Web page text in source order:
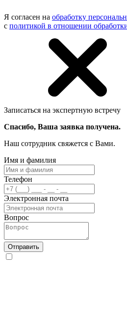
Я согласен на обработку
с политикой в отношении
Записаться на экспертную встречу
Спасибо, Ваша заявка получена.
Наш сотрудник свяжется с Вами.
Имя и фамилия
Телефон
Электронная почта
Вопрос
Отправить